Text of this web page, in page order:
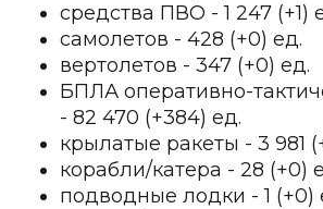
средства ПВО - 1 247 (+1)
самолетов - 428 (+0) ед.
вертолетов - 347 (+0) ед.
БПЛА оперативно-
- 82 470 (+384) ед.
крылатые ракеты - 3 981
корабли/катера - 28 (+0)
подводные лодки - 1 (+0)